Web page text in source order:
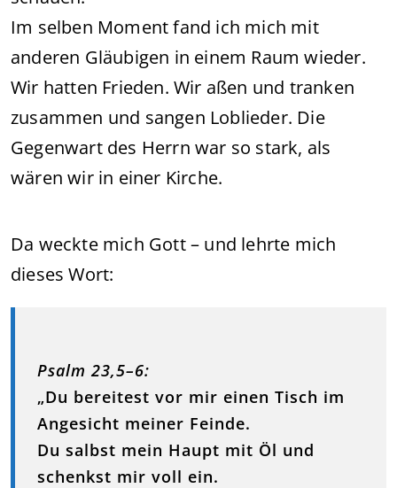
Im selben Moment fand ich mich mit
anderen Gläubigen in einem Raum wieder.
Wir hatten Frieden. Wir aßen und tranken
zusammen und sangen Loblieder. Die
Gegenwart des Herrn war so stark, als
wären wir in einer Kirche.
Da weckte mich Gott – und lehrte mich
dieses Wort:
Psalm 23,5–6:
„Du bereitest vor mir einen Tisch im
Angesicht meiner Feinde.
Du salbst mein Haupt mit Öl und
schenkst mir voll ein.